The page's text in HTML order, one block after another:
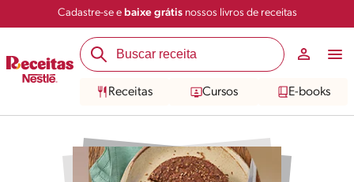
Cadastre-se e baixe grátisnossos livros de receitas
Receitas Cursos E-books